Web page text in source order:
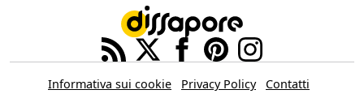
Informativa sui cookie Privacy Policy
Contatti